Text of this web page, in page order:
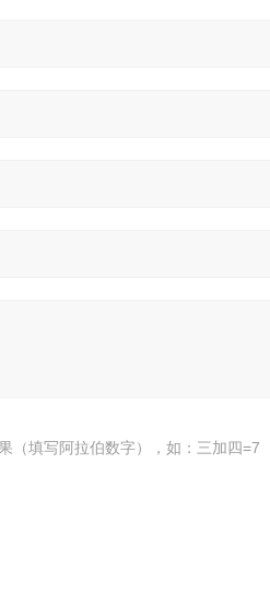
（填写阿拉伯数字），如：三加四=7